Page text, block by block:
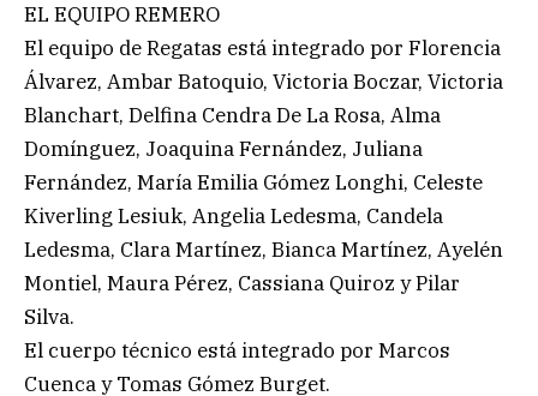
EL EQUIPO REMERO
El equipo de Regatas está integrado por Florencia
Álvarez, Ambar Batoquio, Victoria Boczar, Victoria
Blanchart, Delfina Cendra De La Rosa, Alma
Domínguez, Joaquina Fernández, Juliana
Fernández, María Emilia Gómez Longhi, Celeste
Kiverling Lesiuk, Angelia Ledesma, Candela
Ledesma, Clara Martínez, Bianca Martínez, Ayelén
Montiel, Maura Pérez, Cassiana Quiroz y Pilar
Silva.
El cuerpo técnico está integrado por Marcos
Cuenca y Tomas Gómez Burget.